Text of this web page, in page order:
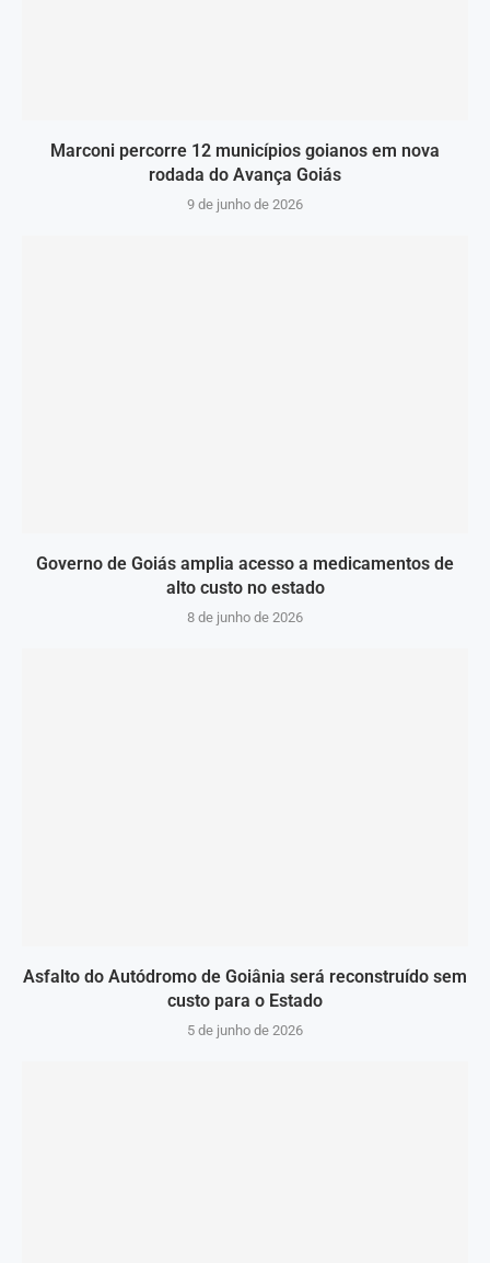
Marconi percorre 12 municípios goianos em nova
rodada do Avança Goiás
9 de junho de 2026
Governo de Goiás amplia acesso a medicamentos de
alto custo no estado
8 de junho de 2026
Asfalto do Autódromo de Goiânia será reconstruído sem
custo para o Estado
5 de junho de 2026